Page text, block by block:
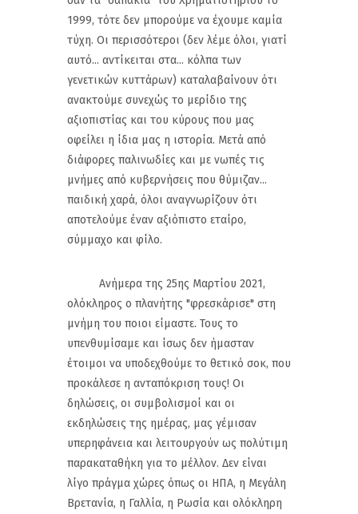
1999, τότε δεν μπορούμε να έχουμε καμία
τύχη. Οι περισσότεροι (δεν λέμε όλοι, γιατί
αυτό... αντίκειται στα... κόλπα των
γενετικών κυττάρων) καταλαβαίνουν ότι
ανακτούμε συνεχώς το μερίδιο της
αξιοπιστίας και του κύρους που μας
οφείλει η ίδια μας η ιστορία. Μετά από
διάφορες παλινωδίες και με νωπές τις
μνήμες από κυβερνήσεις που θύμιζαν...
παιδική χαρά, όλοι αναγνωρίζουν ότι
αποτελούμε έναν αξιόπιστο εταίρο,
σύμμαχο και φίλο.
Ανήμερα της 25ης Μαρτίου 2021,
ολόκληρος ο πλανήτης "φρεσκάρισε" στη
μνήμη του ποιοι είμαστε. Τους το
υπενθυμίσαμε και ίσως δεν ήμασταν
έτοιμοι να υποδεχθούμε το θετικό σοκ, που
προκάλεσε η ανταπόκριση τους! Οι
δηλώσεις, οι συμβολισμοί και οι
εκδηλώσεις της ημέρας, μας γέμισαν
υπερηφάνεια και λειτουργούν ως πολύτιμη
παρακαταθήκη για το μέλλον. Δεν είναι
λίγο πράγμα χώρες όπως οι ΗΠΑ, η Μεγάλη
Βρετανία, η Γαλλία, η Ρωσία και ολόκληρη